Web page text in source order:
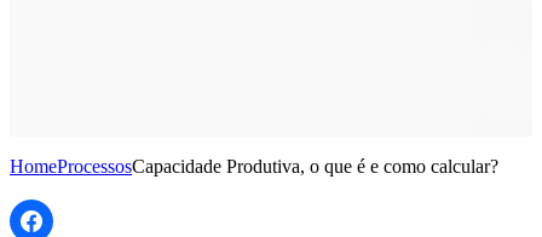
HomeProcessosCapacidade Produtiva, o que é e como calcular?